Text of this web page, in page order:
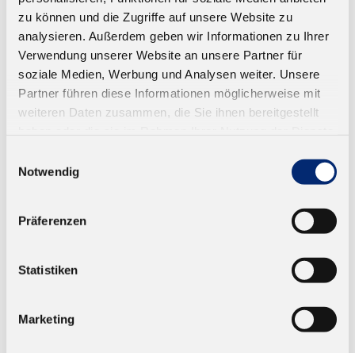
zu können und die Zugriffe auf unsere Website zu
analysieren. Außerdem geben wir Informationen zu Ihrer
Verwendung unserer Website an unsere Partner für
soziale Medien, Werbung und Analysen weiter. Unsere
Partner führen diese Informationen möglicherweise mit
weiteren Daten zusammen, die Sie ihnen bereitgestellt
Notwendig
Präferenzen
Statistiken
Marketing
594.4 N Silikon Dichtstoff, Suprasil -
Dauerelastisch. Neutral vernetzend